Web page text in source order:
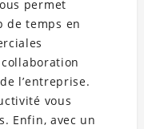
permet
de temps en
l’entreprise.
vous
Enfin, avec un